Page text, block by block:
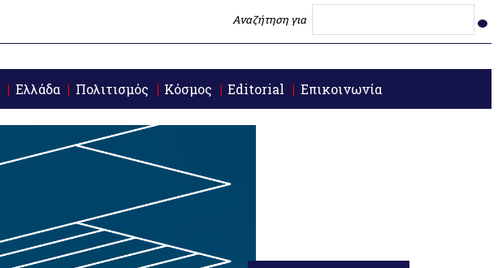
Αναζήτηση για
Ελλάδα Πολιτισμός Κόσμος Editorial Επικοινωνία